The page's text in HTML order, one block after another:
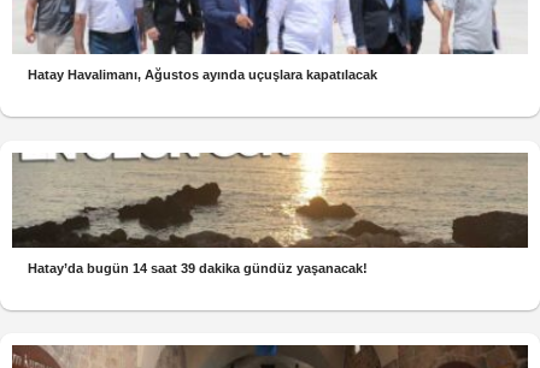
Hatay Havalimanı, Ağustos ayında uçuşlara kapatılacak
Hatay’da bugün 14 saat 39 dakika gündüz yaşanacak!